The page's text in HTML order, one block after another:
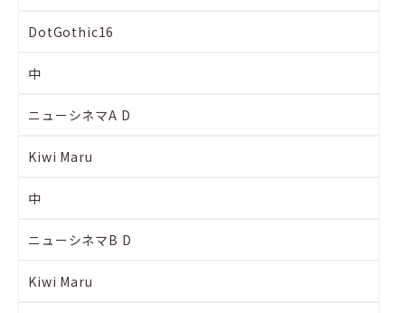
DotGothic16
中
ニューシネマA D
Kiwi Maru
中
ニューシネマB D
Kiwi Maru